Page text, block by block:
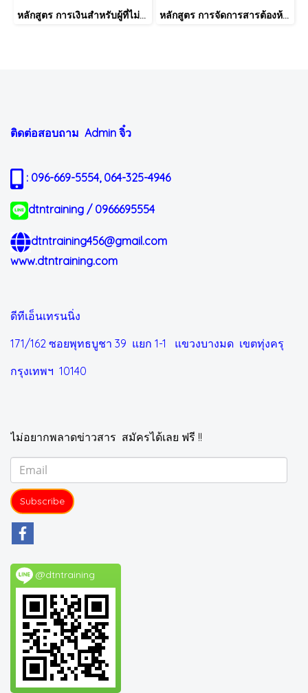
หลักสูตร การเงินสำหรับผู้ที่ไม่ได้มีวิชาชีพด้านการเงิน (Finance for Non-Finance Professionals) หลักสูตร การจัดการสารต้องห้ามตามระเบียบ RoHS V2.1, REACH และ QC080000
ติดต่อสอบถาม Admin จิ๋ว
: 096-669-5554, 064-325-4946
dtntraining / 0966695554
dtntraining456@gmail.com
www.dtntraining.com
ดีทีเอ็นเทรนนิ่ง
171/162 ซอยพุทธบูชา 39 แยก 1-1 แขวงบางมด เขตทุ่งครุ
กรุงเทพฯ 10140
ไม่อยากพลาดข่าวสาร สมัครได้เลย ฟรี !!
Subscribe
@dtntraining